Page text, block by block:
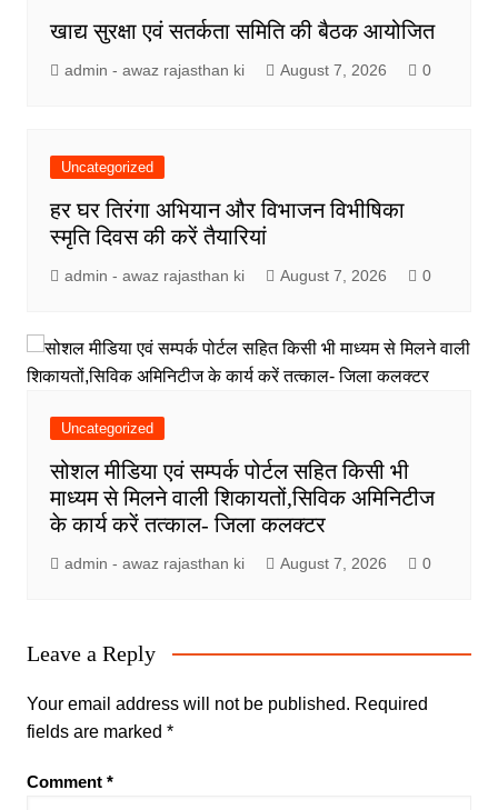
खाद्य सुरक्षा एवं सतर्कता समिति की बैठक आयोजित
admin - awaz rajasthan ki August 7, 2026 0
Uncategorized
हर घर तिरंगा अभियान और विभाजन विभीषिका
स्मृति दिवस की करें तैयारियां
admin - awaz rajasthan ki August 7, 2026 0
Uncategorized
सोशल मीडिया एवं सम्पर्क पोर्टल सहित किसी भी
माध्यम से मिलने वाली शिकायतों,सिविक अमिनिटीज
के कार्य करें तत्काल- जिला कलक्टर
admin - awaz rajasthan ki August 7, 2026 0
Leave a Reply
Your email address will not be published. Required
fields are marked *
Comment *